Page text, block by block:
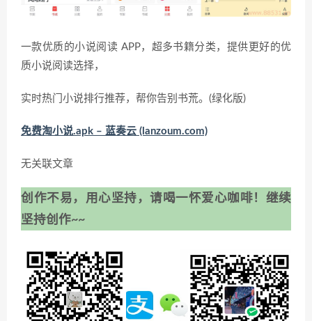
一款优质的小说阅读 APP，超多书籍分类，提供更好的优
质小说阅读选择，
实时热门小说排行推荐，帮你告别书荒。(绿化版)
免费淘小说.apk – 蓝奏云 (lanzoum.com)
无关联文章
创作不易，用心坚持，请喝一怀爱心咖啡！继续
坚持创作~~